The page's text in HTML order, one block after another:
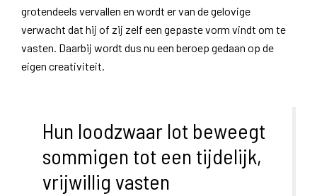
grotendeels vervallen en wordt er van de gelovige
verwacht dat hij of zij zelf een gepaste vorm vindt om te
vasten. Daarbij wordt dus nu een beroep gedaan op de
eigen creativiteit.
Hun loodzwaar lot beweegt
sommigen tot een tijdelijk,
vrijwillig vasten